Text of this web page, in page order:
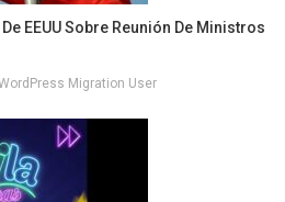
EEUU Sobre Reunión De Ministros
Migration User